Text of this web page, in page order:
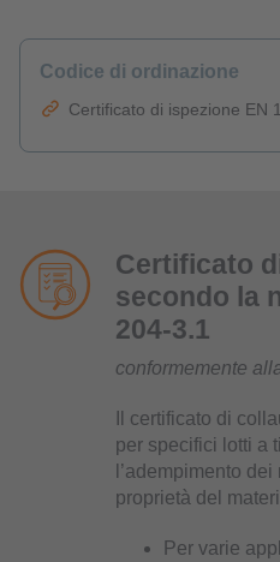
Codice di ordinazione
Certificato di ispezione EN
Certificato
secondo la
204-3.1
conformemente
Il certificato di
per specifici lotti a
l’adempimento
proprietà del
Per varie